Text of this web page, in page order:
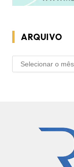
ARQUIVO
ARQUIVO